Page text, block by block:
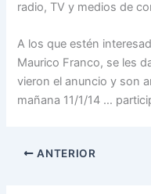
radio, TV y medios de
A los que estén
Maurico Franco, se les
vieron el anuncio y son
mañana 11/1/14 …
ANTERIOR